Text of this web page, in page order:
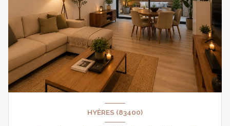
HYÈRES (83400)